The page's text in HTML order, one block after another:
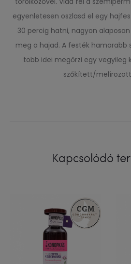
egyenletesen oszlasd el egy
30 percig hatni, nagyon
meg a hajad. A festék hamarabb
több idei megőrzi egy vegyileg
szőkített/
Kapcsolódó